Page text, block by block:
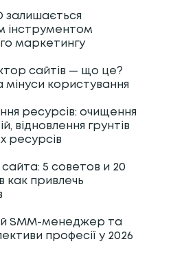
залишається
інструментом
маркетингу
сайтів — що це?
мінуси користування
ресурсів: очищення
відновлення грунтів
ресурсів
5 советов и 20
как привлечь
SMM-менеджер та
професії у 2026